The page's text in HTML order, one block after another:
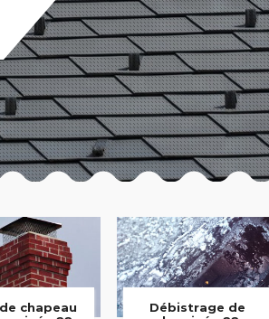
chapeau
Débistrage de